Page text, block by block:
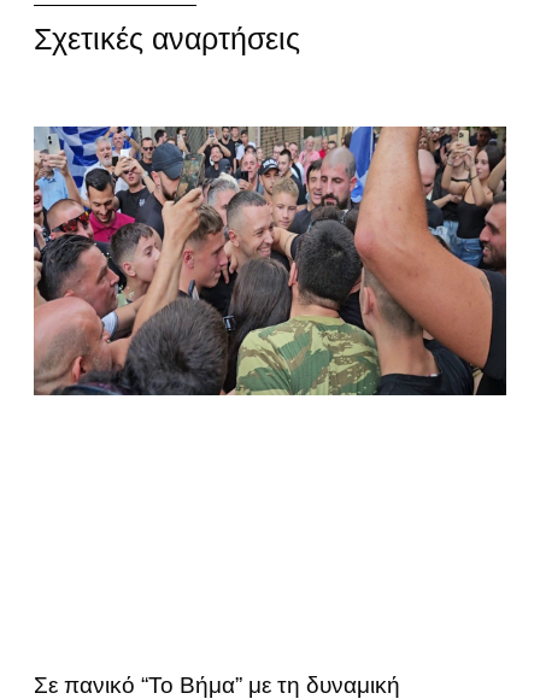
Σχετικές αναρτήσεις
Σε πανικό “Το Βήμα” με τη δυναμική